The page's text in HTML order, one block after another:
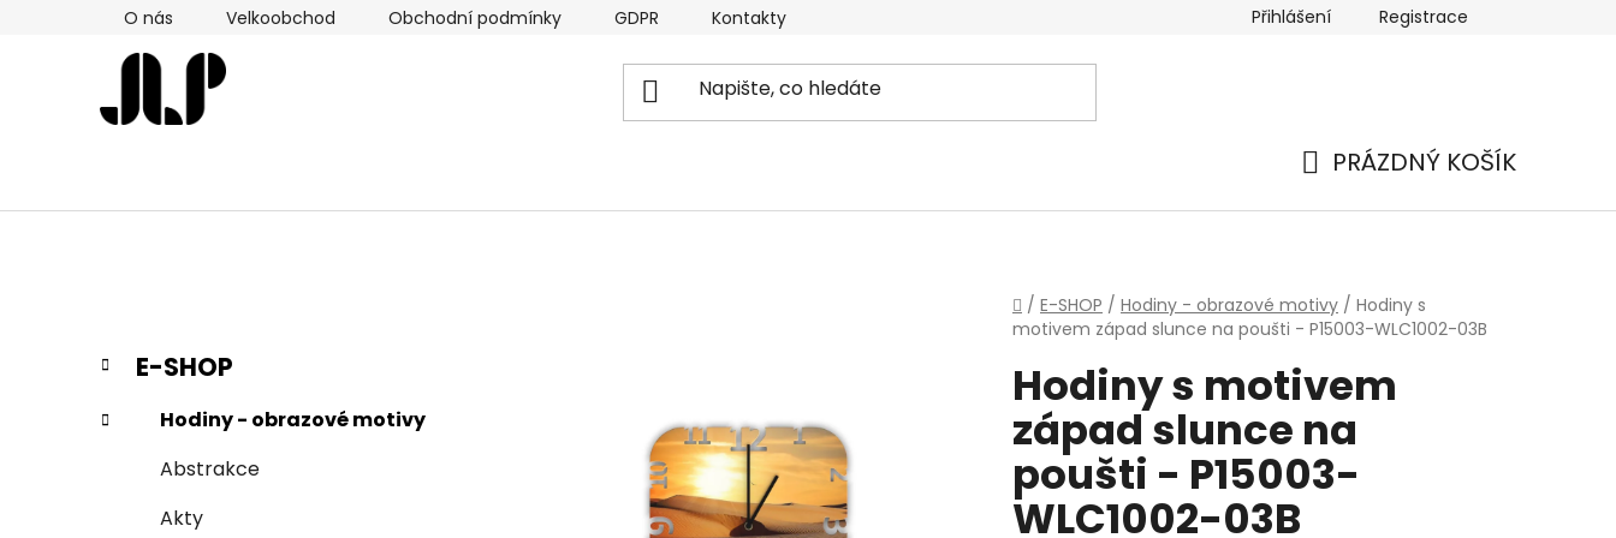
O nás Velkoobchod Obchodní podmínky GDPR Kontakty Přihlášení Registrace
PRÁZDNÝ KOŠÍK
Domů
/ E-SHOP / Hodiny - obrazové motivy / Hodiny s
motivem západ slunce na poušti - P15003-WLC1002-03B
P
s
Přeskočit
kategorie
K
a
t
e
E-SHOP
Hodiny - obrazové motivy
Abstrakce
Akty
Hodiny s motivem
západ slunce na
poušti - P15003-
WLC1002-03B